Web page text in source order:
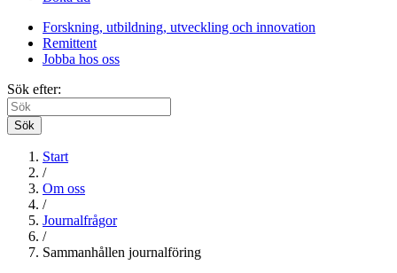
Forskning, utbildning, utveckling och innovation
Remittent
Jobba hos oss
Sök efter:
Sök
Start
/
Om oss
/
Journalfrågor
/
Sammanhållen journalföring